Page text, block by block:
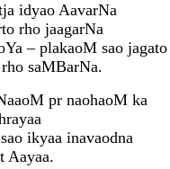
idyao AavarNa
rho jaagarNa
– plakaoM sao jagato
saMBarNa.
pr naohaoM ka
ikyaa inavaodna
Aayaa.